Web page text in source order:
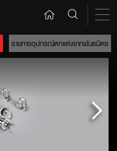
รายการอุปกรณ์ตกแต่งจากพันธมิตร